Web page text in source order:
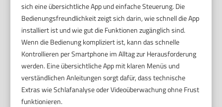
sich eine übersichtliche App und einfache Steuerung. Die
Bedienungsfreundlichkeit zeigt sich darin, wie schnell die App
installiert ist und wie gut die Funktionen zugänglich sind.
Wenn die Bedienung kompliziert ist, kann das schnelle
Kontrollieren per Smartphone im Alltag zur Herausforderung
werden. Eine übersichtliche App mit klaren Menüs und
verständlichen Anleitungen sorgt dafür, dass technische
Extras wie Schlafanalyse oder Videoüberwachung ohne Frust
funktionieren.